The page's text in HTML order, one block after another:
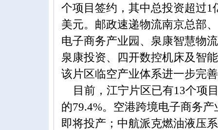
个项目签约，其中总投资超过1
美元。邮政速递物流南京总部
电子商务产业园、泉康智慧物
泉康投资、四开数控机床及智
该片区临空产业体系进一步完
目前，江宁片区已有13个项
的79.4%。空港跨境电子商务
即将投产；中航派克燃油液压